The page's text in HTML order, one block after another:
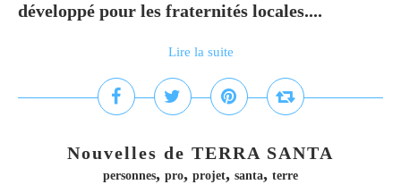
développé pour les fraternités locales....
Lire la suite
Nouvelles de TERRA SANTA
personnes, pro, projet, santa, terre